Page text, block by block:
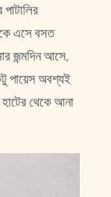
এসে বসত
জন্মদিন আসে,
পায়েস অবশ্যই
থেকে আনা